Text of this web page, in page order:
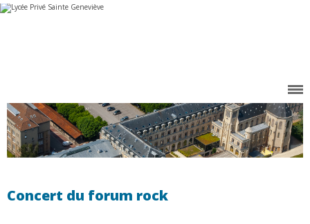
Aller
au
Outils
personnels
Concert du forum rock